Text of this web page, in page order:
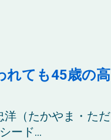
れても45歳の高
（たかやま・ただ
ード...